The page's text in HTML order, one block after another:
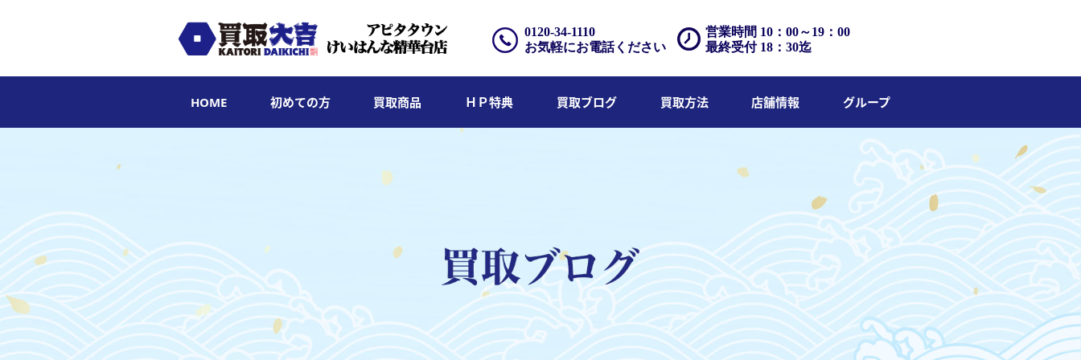
営業時間 10：00～19：00
最終受付 18：30迄
0120-34-1110
お気軽にお電話ください
HOME 初めての方 買取商品 ＨＰ特典 買取ブログ 買取方法 店舗情報 グループ